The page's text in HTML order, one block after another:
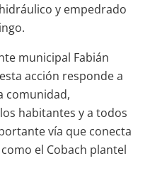
y empedrado
municipal Fabián
acción responde a
comunidad,
habitantes y a todos
vía que conecta
el Cobach plantel